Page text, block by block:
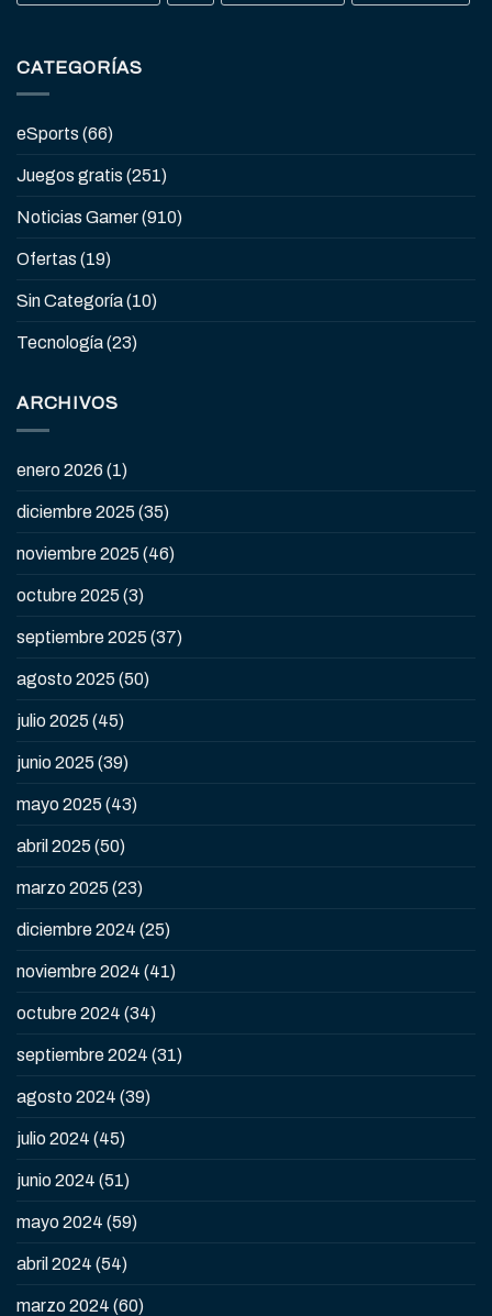
CATEGORÍAS
eSports (66)
Juegos gratis (251)
Noticias Gamer(910)
Ofertas (19)
Sin Categoría(10)
Tecnología(23)
ARCHIVOS
enero 2026 (1)
diciembre 2025 (35)
noviembre 2025 (46)
octubre 2025 (3)
septiembre 2025 (37)
agosto 2025 (50)
julio 2025 (45)
junio 2025 (39)
mayo 2025 (43)
abril 2025 (50)
marzo 2025 (23)
diciembre 2024 (25)
noviembre 2024 (41)
octubre 2024 (34)
septiembre 2024 (31)
agosto 2024 (39)
julio 2024 (45)
junio 2024 (51)
mayo 2024 (59)
abril 2024 (54)
marzo 2024 (60)